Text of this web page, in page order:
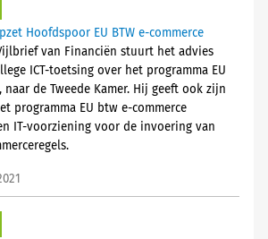
Hoofdspoor EU BTW e-commerce
van Financiën stuurt het advies
ICT-toetsing over het programma EU
naar de Tweede Kamer. Hij geeft ook zijn
programma EU btw e-commerce
IT-voorziening voor de invoering van